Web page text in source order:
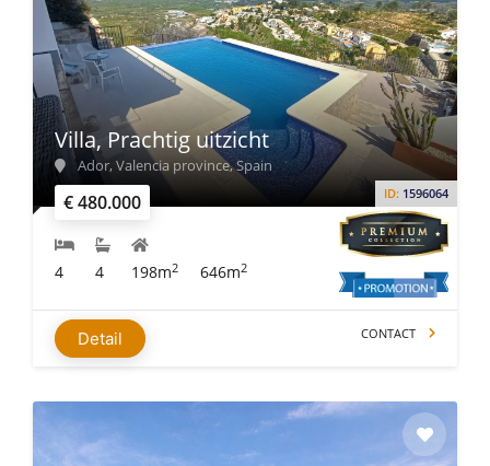
€ 480.000 ID: 1596064
Villa, Prachtig uitzicht
Ador, Valencia province, Spain
4 4 198m2 646m2
Detail CONTACT